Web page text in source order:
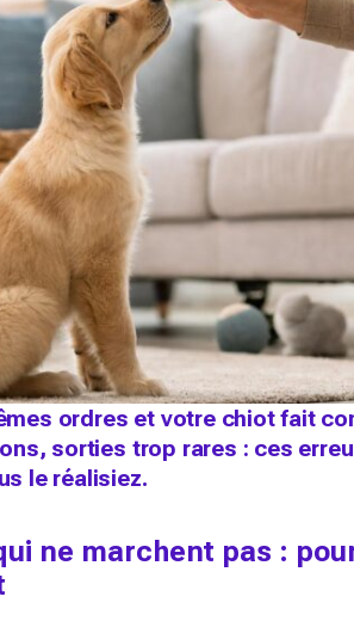
ordres et votre chiot fait
sorties trop rares : ces
le réalisiez.
ne marchent pas :